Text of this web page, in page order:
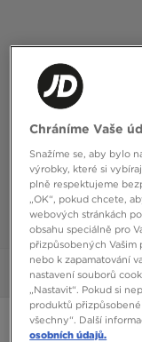
TIMBERLAND
Chráníme Vaše
Snažíme se, aby bylo
výrobky, které si
plně respektujeme
„OK“, pokud chcete,
webových stránkách
obsahu speciálně pro
přizpůsobených Vašim
nebo k zapamatování
nastavení souborů
„Nastavit“. Pokud si
produktů
všechny“. Další
osobních údajů.